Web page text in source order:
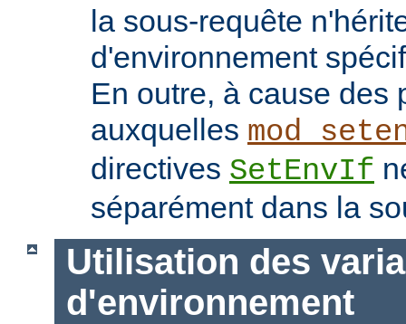
la sous-requête
d'environnement
En outre, à cause des
auxquelles
directives SetEnvIf
séparément dans la
Utilisation des
d'environnement